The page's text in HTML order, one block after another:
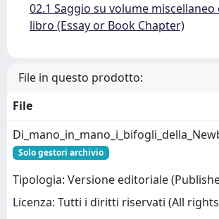
02.1 Saggio su volume
libro (Essay or Book Chapter)
File in questo prodotto:
File
Solo gestori archivio
Tipologia: Versione editoriale
Licenza: Tutti i diritti riservati (All